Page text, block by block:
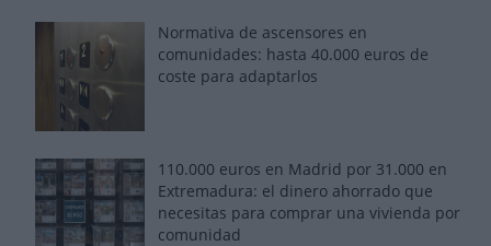
Normativa de ascensores en
comunidades: hasta 40.000 euros de
coste para adaptarlos
110.000 euros en Madrid por 31.000 en
Extremadura: el dinero ahorrado que
necesitas para comprar una vivienda por
comunidad